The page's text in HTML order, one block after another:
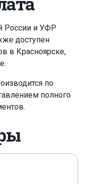
России и УФР
доступен
в Красноярске,
по
полного